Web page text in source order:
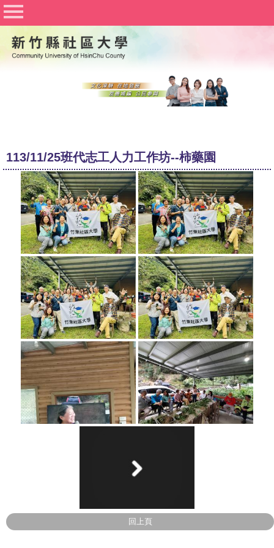
社區大學聯合網
竹北社區大學
行事曆
課程資訊
志工與社團
Q&A
文件下載
相關連結
活動花絮
影音專區
113/11/25班代志工人力工作坊--柿藥園